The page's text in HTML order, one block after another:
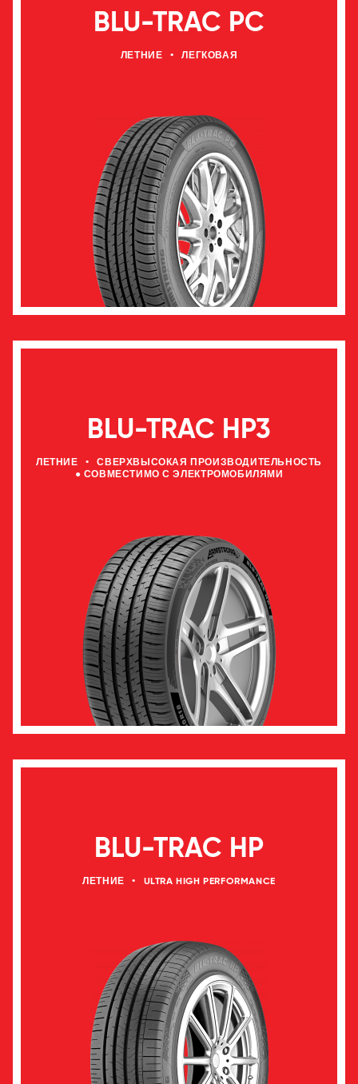
BLU-TRAC PC
ЛЕТНИЕ • ЛЕГКОВАЯ
BLU-TRAC HP3
ЛЕТНИЕ •
СВЕРХВЫСОКАЯ ПРОИЗВОДИТЕЛЬНОСТЬ
● СОВМЕСТИМО С ЭЛЕКТРОМОБИЛЯМИ
BLU-TRAC HP
ЛЕТНИЕ • ULTRA HIGH PERFORMANCE